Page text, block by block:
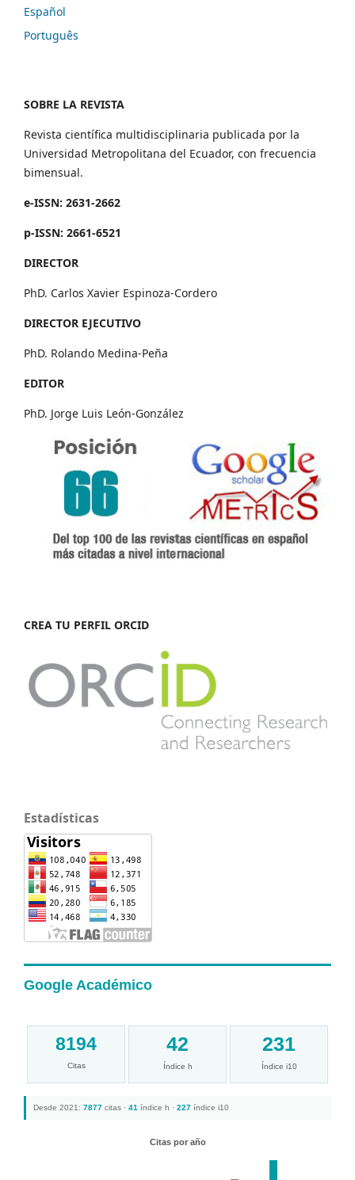
Español
Português
SOBRE LA REVISTA
Revista científica multidisciplinaria publicada por la
Universidad Metropolitana del Ecuador, con frecuencia
bimensual.
e-ISSN: 2631-2662
p-ISSN: 2661-6521
DIRECTOR
PhD. Carlos Xavier Espinoza-Cordero
DIRECTOR EJECUTIVO
PhD. Rolando Medina-Peña
EDITOR
PhD. Jorge Luis León-González
CREA TU PERFIL ORCID
Estadísticas
Google Académico
8194
Citas
42
Índice h
231
Índice i10
Desde 2021: 7877 citas · 41 índice h · 227 índice i10
Citas por año